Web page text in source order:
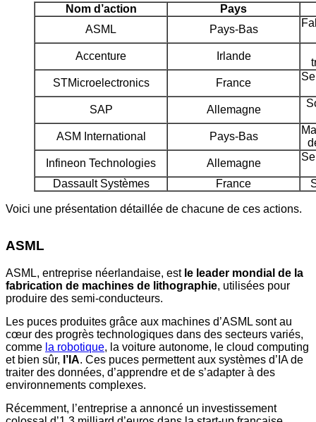
Nom d’action
Pays
ASML
Pays-Bas
Accenture Irlande
STMicroelectronics
France
SAP Allemagne
ASM International Pays-Bas
Infineon Technologies
Allemagne
Dassault Systèmes France
Voici une présentation détaillée de chacune de ces actions.
ASML
ASML, entreprise néerlandaise, est le leader mondial de la
fabrication de machines de lithographie, utilisées pour
produire des semi-conducteurs.
Les puces produites grâce aux machines d’ASML sont au
cœur des progrès technologiques dans des secteurs variés,
comme la robotique, la voiture autonome, le cloud computing
et bien sûr, l’IA. Ces puces permettent aux systèmes d’IA de
traiter des données, d’apprendre et de s’adapter à des
environnements complexes.
Récemment, l’entreprise a annoncé un investissement